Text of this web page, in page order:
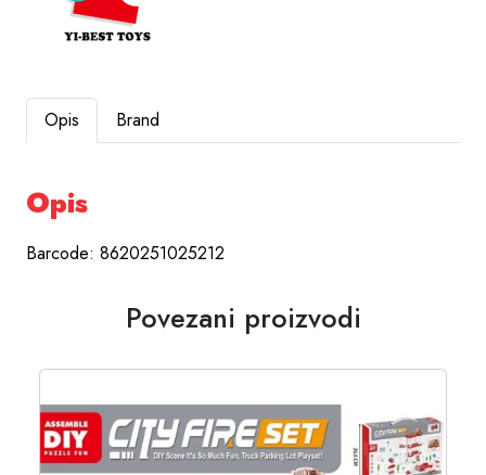
Opis Brand
Opis
Barcode: 8620251025212
Povezani proizvodi